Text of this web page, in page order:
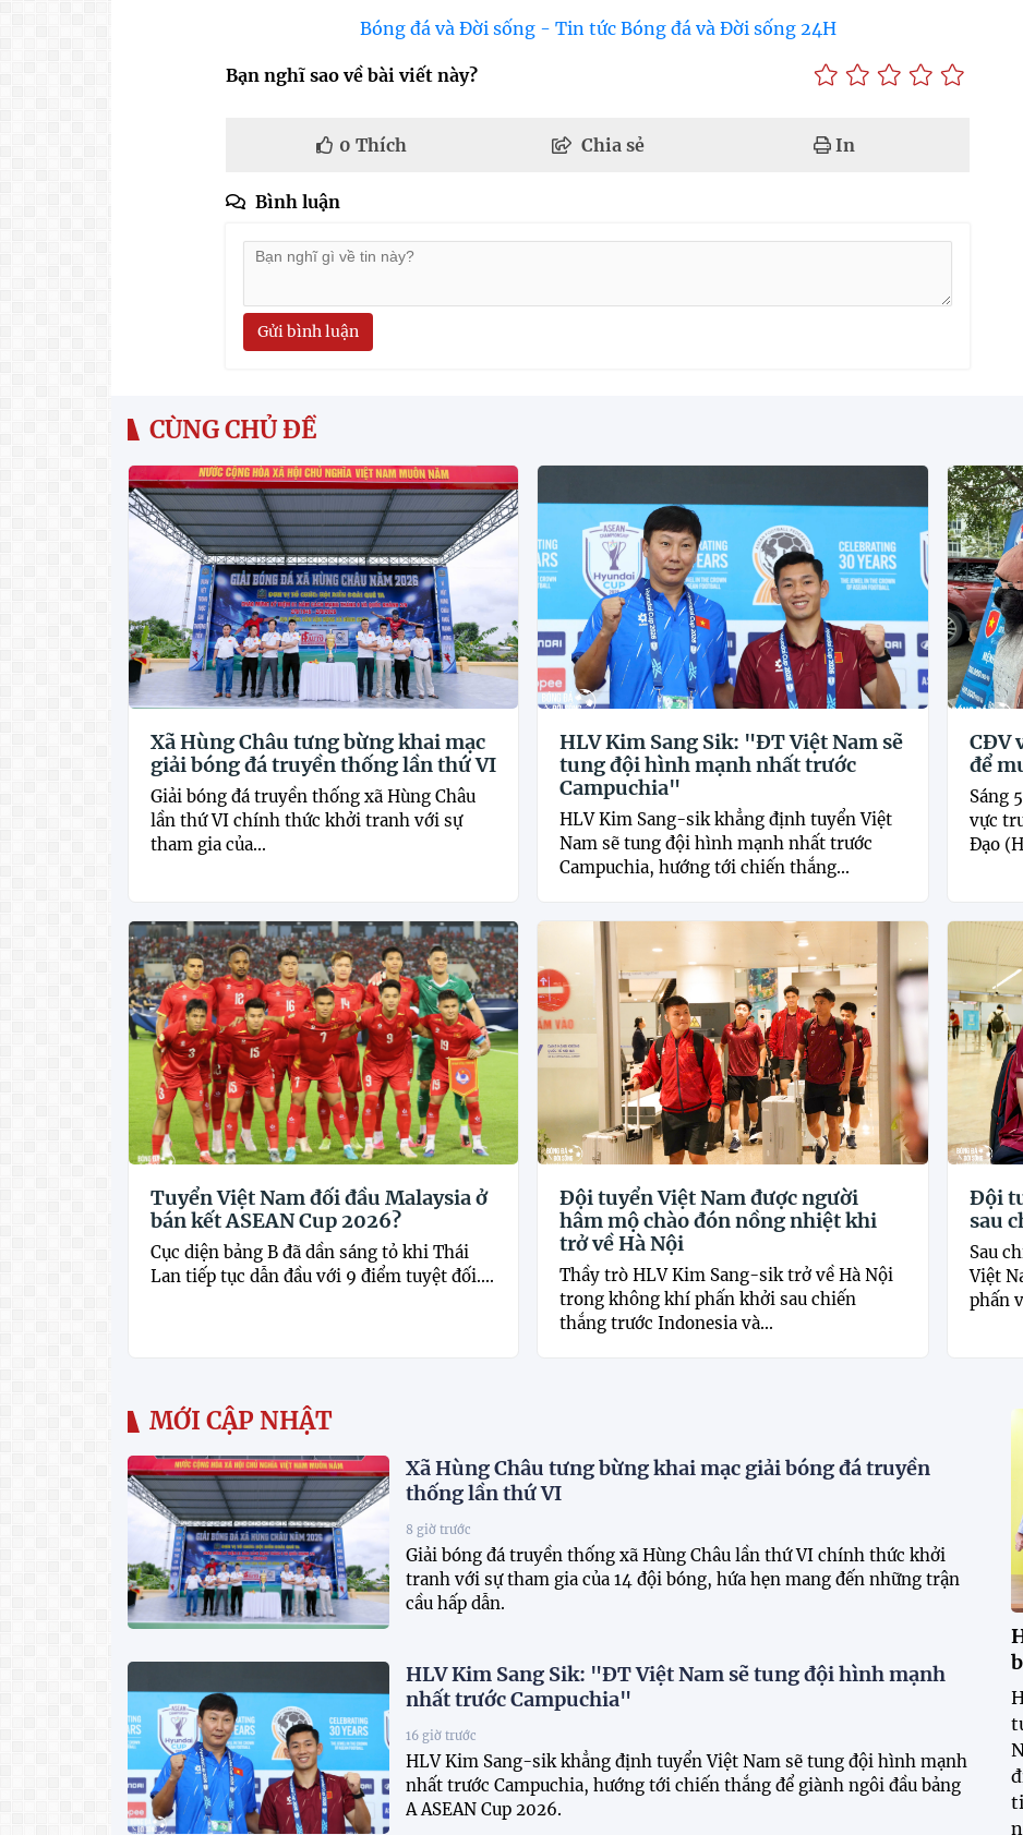
Bóng đá và Đời sống - Tin tức Bóng đá và Đời sống 24H
Bạn nghĩ sao về bài viết này?
0 Thích Chia sẻ In
Bình luận
Gửi bình luận
CÙNG CHỦ ĐỀ
Xã Hùng Châu tưng bừng khai mạc
giải bóng đá truyền thống lần thứ VI
Giải bóng đá truyền thống xã Hùng Châu
lần thứ VI chính thức khởi tranh với sự
tham gia của...
HLV Kim Sang Sik: "ĐT Việt Nam sẽ
tung đội hình mạnh nhất trước
Campuchia"
HLV Kim Sang-sik khẳng định tuyển Việt
Nam sẽ tung đội hình mạnh nhất trước
Campuchia, hướng tới chiến thắng...
CĐV
để
Sáng
vực
Đạo
Tuyển Việt Nam đối đầu Malaysia ở
bán kết ASEAN Cup 2026?
Cục diện bảng B đã dần sáng tỏ khi Thái
Lan tiếp tục dẫn đầu với 9 điểm tuyệt đối....
Đội tuyển Việt Nam được người
hâm mộ chào đón nồng nhiệt khi
trở về Hà Nội
Thầy trò HLV Kim Sang-sik trở về Hà Nội
trong không khí phấn khởi sau chiến
thắng trước Indonesia và...
Đội
sau
Sau
Việt
phấn
MỚI CẬP NHẬT
Xã Hùng Châu tưng bừng khai mạc giải bóng đá truyền
thống lần thứ VI
Giải bóng đá truyền thống xã Hùng Châu lần thứ VI chính thức khởi
tranh với sự tham gia của 14 đội bóng, hứa hẹn mang đến những trận
cầu hấp dẫn.
8 giờ trước
HLV Kim Sang Sik: "ĐT Việt Nam sẽ tung đội hình mạnh
nhất trước Campuchia"
HLV Kim Sang-sik khẳng định tuyển Việt Nam sẽ tung đội hình mạnh
nhất trước Campuchia, hướng tới chiến thắng để giành ngôi đầu bảng
A ASEAN Cup 2026.
16 giờ trước